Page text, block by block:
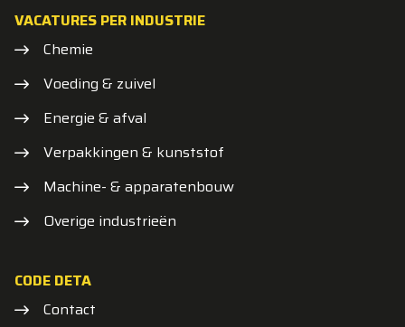
VACATURES PER INDUSTRIE
Chemie
Voeding & zuivel
Energie & afval
Verpakkingen & kunststof
Machine- & apparatenbouw
Overige industrieën
CODE DETA
Contact